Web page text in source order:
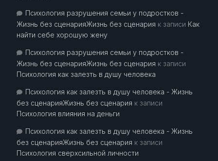
Психология разрушения семьи у подростков -
Жизнь без сценарияЖизнь без сценария к записи Как
найти себе хорошую жену
Психология разрушения семьи у подростков -
Жизнь без сценарияЖизнь без сценария к записи
Психология как залезть в душу человека
Психология как залезть в душу человека - Жизнь
без сценарияЖизнь без сценария к записи
Психология влияния на деньги
Психология как залезть в душу человека - Жизнь
без сценарияЖизнь без сценария к записи
Психология сверхсильной личности